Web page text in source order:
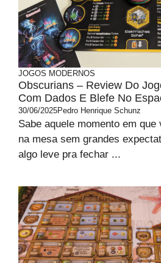
JOGOS MODERNOS
Obscurians – Review Do
Com Dados E Blefe No
30/06/2025Pedro Henrique Schunz
Sabe aquele momento em
na mesa sem grandes
algo leve pra fechar ...